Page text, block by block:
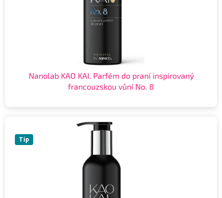
Nanolab KAO KAI. Parfém do praní inspirovaný
francouzskou vůní No. 8
Tip